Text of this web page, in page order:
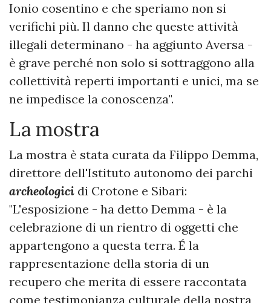
Ionio cosentino e che speriamo non si
verifichi più. Il danno che queste attività
illegali determinano - ha aggiunto Aversa -
è grave perché non solo si sottraggono alla
collettività reperti importanti e unici, ma se
ne impedisce la conoscenza".
La mostra
La mostra è stata curata da Filippo Demma,
direttore dell'Istituto autonomo dei parchi
archeologici di Crotone e Sibari:
"L'esposizione - ha detto Demma - è la
celebrazione di un rientro di oggetti che
appartengono a questa terra. É la
rappresentazione della storia di un
recupero che merita di essere raccontata
come testimonianza culturale della nostra